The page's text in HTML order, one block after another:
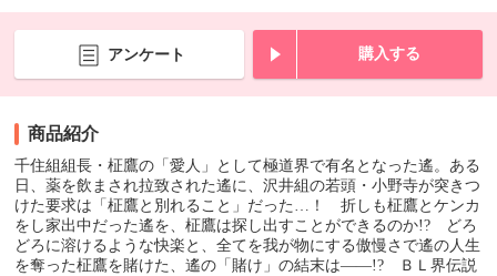
アンケート 購入する
商品紹介
千住組組長・柾鷹の「愛人」として極道界で有名となった遙。ある
日、薬を飲まされ拉致された遙に、沢井組の若頭・小野寺が突きつ
けた要求は「柾鷹と別れること」だった…！ 折しも柾鷹とケンカ
をし家出中だった遙を、柾鷹は探し出すことができるのか!? どろ
どろに溶けるような快楽と、全てを我が物にする傲慢さで遙の人生
を奪った柾鷹を賭けた、遙の「賭け」の結末は――!? ＢＬ界伝説